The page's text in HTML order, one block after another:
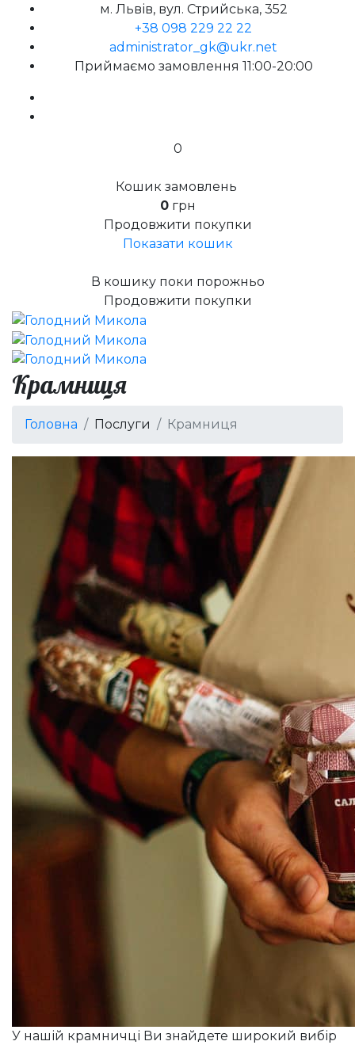
м. Львів, вул. Стрийська, 352
+38 098 229 22 22
administrator_gk@ukr.net
Приймаємо замовлення 11:00-20:00
0
Кошик замовлень
0грн
Продовжити покупки
Показати кошик
В кошику поки порожньо
Продовжити покупки
Крамниця
Головна Послуги Крамниця
У нашій крамничці Ви знайдете широкий вибір